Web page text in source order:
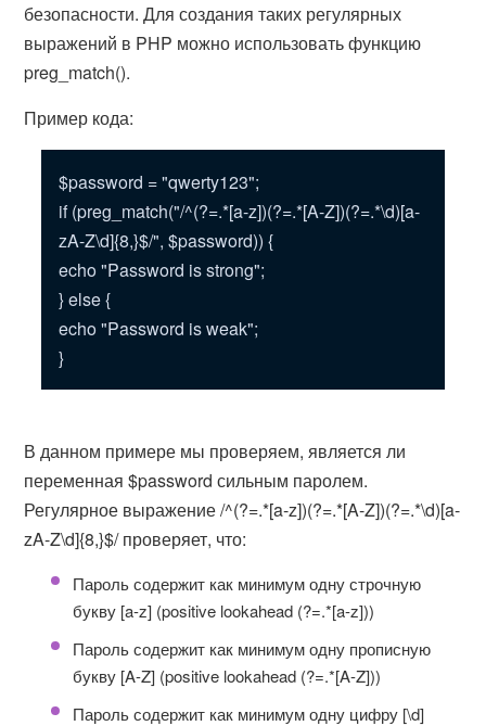
безопасности. Для создания таких регулярных
выражений в PHP можно использовать функцию
preg_match().
Пример кода:
$password = "qwerty123";
if (preg_match("/^(?=.*[a-z])(?=.*[A-Z])(?=.*\d)[a-
zA-Z\d]{8,}$/", $password)) {
echo "Password is strong";
} else {
echo "Password is weak";
}
В данном примере мы проверяем, является ли
переменная $password сильным паролем.
Регулярное выражение /^(?=.*[a-z])(?=.*[A-Z])(?=.*\d)[a-
zA-Z\d]{8,}$/ проверяет, что:
Пароль содержит как минимум одну строчную
букву [a-z] (positive lookahead (?=.*[a-z]))
Пароль содержит как минимум одну прописную
букву [A-Z] (positive lookahead (?=.*[A-Z]))
Пароль содержит как минимум одну цифру [\d]